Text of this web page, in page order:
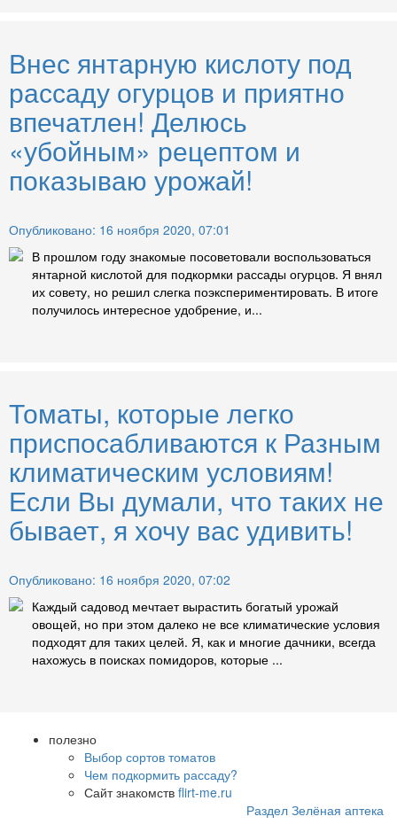
Внес янтарную кислоту под
рассаду огурцов и приятно
впечатлен! Делюсь
«убойным» рецептом и
показываю урожай!
Опубликовано: 16 ноября 2020, 07:01
В прошлом году знакомые посоветовали воспользоваться
янтарной кислотой для подкормки рассады огурцов. Я внял
их совету, но решил слегка поэкспериментировать. В итоге
получилось интересное удобрение, и...
Томаты, которые легко
приспосабливаются к Разным
климатическим условиям!
Если Вы думали, что таких не
бывает, я хочу вас удивить!
Опубликовано: 16 ноября 2020, 07:02
Каждый садовод мечтает вырастить богатый урожай
овощей, но при этом далеко не все климатические условия
подходят для таких целей. Я, как и многие дачники, всегда
нахожусь в поисках помидоров, которые ...
полезно
Выбор сортов томатов
Чем подкормить рассаду?
Сайт знакомств flirt-me.ru
Раздел Зелёная аптека